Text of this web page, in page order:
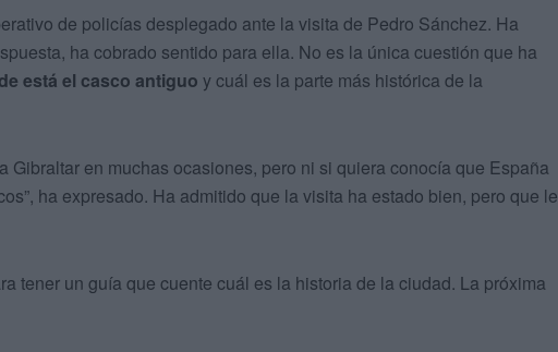
de policías desplegado ante la visita de Pedro Sánchez. Ha
ha cobrado sentido para ella. No es la única cuestión que ha
está el casco antiguo y cuál es la parte más histórica de la
Gibraltar en muchas ocasiones, pero ni si quiera conocía que España
ha expresado. Ha admitido que la visita ha estado bien, pero que le
tener un guía que cuente cuál es la historia de la ciudad. La próxima